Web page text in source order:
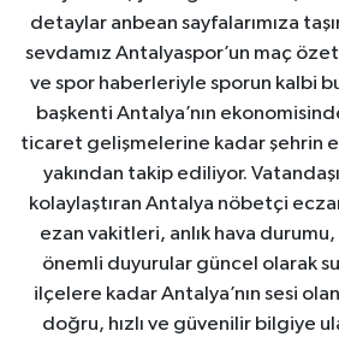
detaylar anbean sayfalarımıza
sevdamız Antalyaspor’un maç
ve spor haberleriyle sporun kalbi
başkenti Antalya’nın
ticaret gelişmelerine kadar şehrin
yakından takip ediliyor.
kolaylaştıran Antalya nöbetçi
ezan vakitleri, anlık hava
önemli duyurular güncel olarak
ilçelere kadar Antalya’nın sesi
doğru, hızlı ve güvenilir bilgiye